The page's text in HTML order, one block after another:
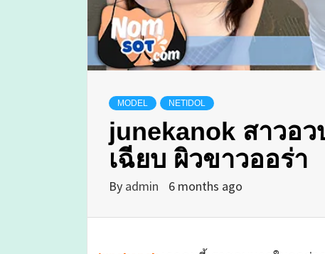
MODEL NETIDOL
junekanok สาวอ
เฉียบ ผิวขาวออร่า
By admin 6 months ago